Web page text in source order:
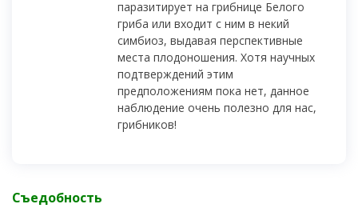
паразитирует на грибнице Белого
гриба или входит с ним в некий
симбиоз, выдавая перспективные
места плодоношения. Хотя научных
подтверждений этим
предположениям пока нет, данное
наблюдение очень полезно для нас,
грибников!
Съедобность